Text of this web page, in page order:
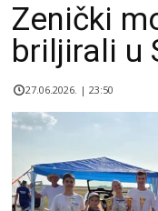
Zenički
briljirali u
27.06.2026. | 23:50